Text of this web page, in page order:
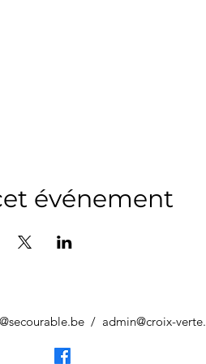
événement
/ admin@croix-